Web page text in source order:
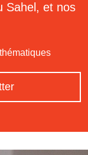
Sahel, et nos